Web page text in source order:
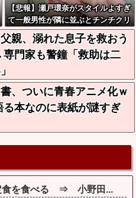
【悲報】瀬戸環奈がスタイルよすぎ
て一般男性が隣に並ぶとチンチクリ
ンに見えてしまう
父親、溺れた息子を救おう
門家も警鐘「救助は二
、ついに青春アニメ化ｗ
る本なのに表紙が謎すぎ
食を食べる ⇒ 小野田...